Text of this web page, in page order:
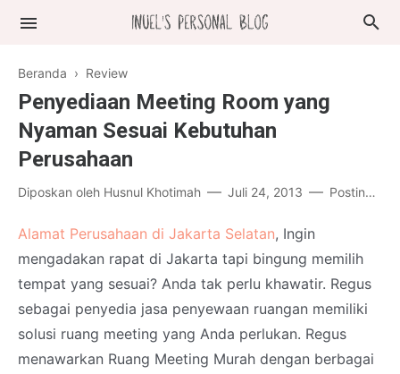
Beranda › Review
Penyediaan Meeting Room yang
Nyaman Sesuai Kebutuhan
Perusahaan
Diposkan oleh Husnul Khotimah Juli 24, 2013 Posting Komentar
Alamat Perusahaan di Jakarta Selatan, Ingin
mengadakan rapat di Jakarta tapi bingung memilih
tempat yang sesuai? Anda tak perlu khawatir. Regus
sebagai penyedia jasa penyewaan ruangan memiliki
solusi ruang meeting yang Anda perlukan. Regus
menawarkan Ruang Meeting Murah dengan berbagai